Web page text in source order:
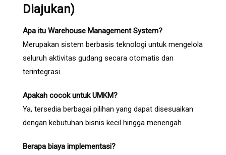
Diajukan)
Apa itu Warehouse Management System?
Merupakan sistem berbasis teknologi untuk mengelola
seluruh aktivitas gudang secara otomatis dan
terintegrasi.
Apakah cocok untuk UMKM?
Ya, tersedia berbagai pilihan yang dapat disesuaikan
dengan kebutuhan bisnis kecil hingga menengah.
Berapa biaya implementasi?